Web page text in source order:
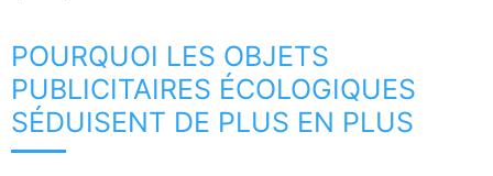
POURQUOI LES OBJETS
PUBLICITAIRES ÉCOLOGIQUES
SÉDUISENT DE PLUS EN PLUS